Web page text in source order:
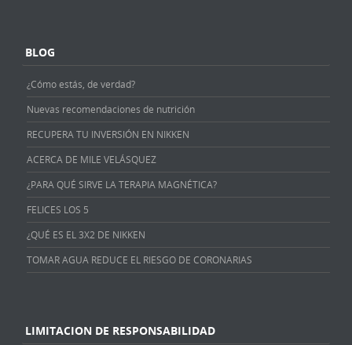
BLOG
¿Cómo estás, de verdad?
Nuevas recomendaciones de nutrición
RECUPERA TU INVERSIÓN EN NIKKEN
ACERCA DE MILE VELÁSQUEZ
¿PARA QUÉ SIRVE LA TERAPIA MAGNÉTICA?
FELICES LOS 5
¿QUÉ ES EL 3X2 DE NIKKEN
TOMAR AGUA REDUCE EL RIESGO DE CORONARIAS
LIMITACION DE RESPONSABILIDAD